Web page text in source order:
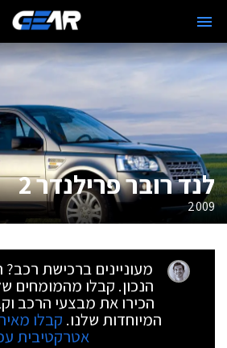
לנד רובר פרילנדר 2
2009
מעוניינים ברכישת
הנכון. קבלו מהמומחים
הכירו את מבצעי הרכב
המיוחדות שלנו. קבלו
אטרקטיבית